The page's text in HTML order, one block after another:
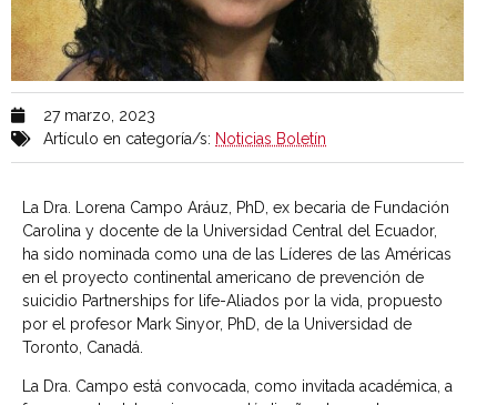
27 marzo, 2023
Artículo en categoría/s: Noticias Boletín
La Dra. Lorena Campo Aráuz, PhD, ex becaria de Fundación
Carolina y docente de la Universidad Central del Ecuador,
ha sido nominada como una de las Líderes de las Américas
en el proyecto continental americano de prevención de
suicidio Partnerships for life-Aliados por la vida, propuesto
por el profesor Mark Sinyor, PhD, de la Universidad de
Toronto, Canadá.
La Dra. Campo está convocada, como invitada académica, a